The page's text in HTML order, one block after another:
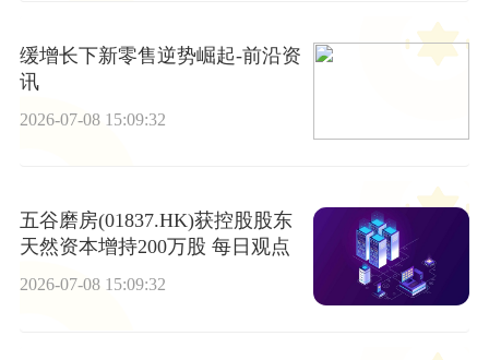
缓增长下新零售逆势崛起-前沿资
讯
2026-07-08 15:09:32
五谷磨房(01837.HK)获控股股东
天然资本增持200万股 每日观点
2026-07-08 15:09:32